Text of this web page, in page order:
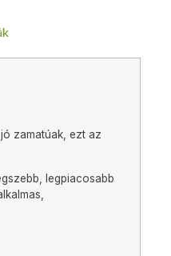
zamatúak, ezt az
legpiacosabb